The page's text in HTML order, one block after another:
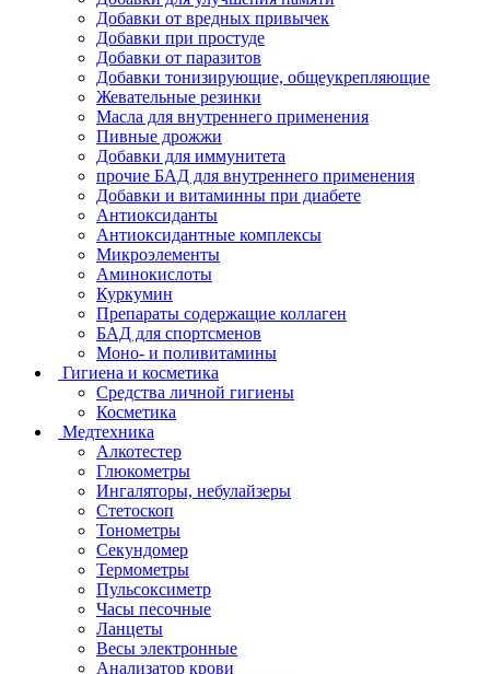
Добавки от вредных привычек
Добавки при простуде
Добавки от паразитов
Добавки тонизирующие, общеукрепляющие
Жевательные резинки
Масла для внутреннего применения
Пивные дрожжи
Добавки для иммунитета
прочие БАД для внутреннего применения
Добавки и витаминны при диабете
Антиоксиданты
Антиоксидантные комплексы
Микроэлементы
Аминокислоты
Куркумин
Препараты содержащие коллаген
БАД для спортсменов
Моно- и поливитамины
Гигиена и косметика
Средства личной гигиены
Косметика
Медтехника
Алкотестер
Глюкометры
Ингаляторы, небулайзеры
Стетоскоп
Тонометры
Секундомер
Термометры
Пульсоксиметр
Часы песочные
Ланцеты
Весы электронные
Анализатор крови